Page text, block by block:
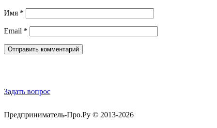
Имя *
Email *
Задать вопрос
Предприниматель-Про.Ру © 2013-2026